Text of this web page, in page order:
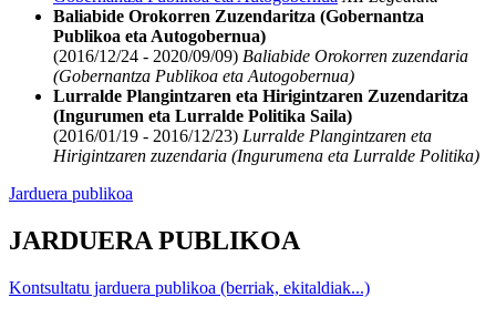
Baliabide Orokorren Zuzendaritza (Gobernantza
Publikoa eta Autogobernua)
(2016/12/24 - 2020/09/09) Baliabide Orokorren zuzendaria
(Gobernantza Publikoa eta Autogobernua)
Lurralde Plangintzaren eta Hirigintzaren Zuzendaritza
(Ingurumen eta Lurralde Politika Saila)
(2016/01/19 - 2016/12/23) Lurralde Plangintzaren eta
Hirigintzaren zuzendaria (Ingurumena eta Lurralde Politika)
Jarduera publikoa
JARDUERA PUBLIKOA
Kontsultatu jarduera publikoa (berriak, ekitaldiak...)